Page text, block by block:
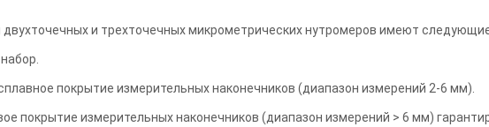
и трехточечных микрометрических нутромеров имеют
покрытие измерительных наконечников (диапазон измерений 2-6 мм).
покрытие измерительных наконечников (диапазон измерений > 6 мм)